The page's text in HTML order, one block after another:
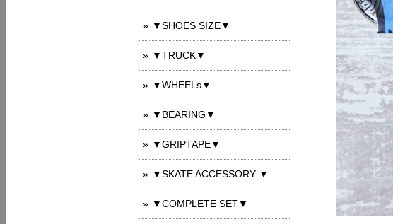
▼SHOES SIZE▼
▼TRUCK▼
▼WHEELs▼
▼BEARING▼
▼GRIPTAPE▼
▼SKATE ACCESSORY ▼
▼COMPLETE SET▼